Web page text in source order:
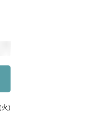
)